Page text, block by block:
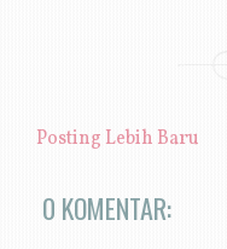
Posting Lebih Baru
0 KOMENTAR: